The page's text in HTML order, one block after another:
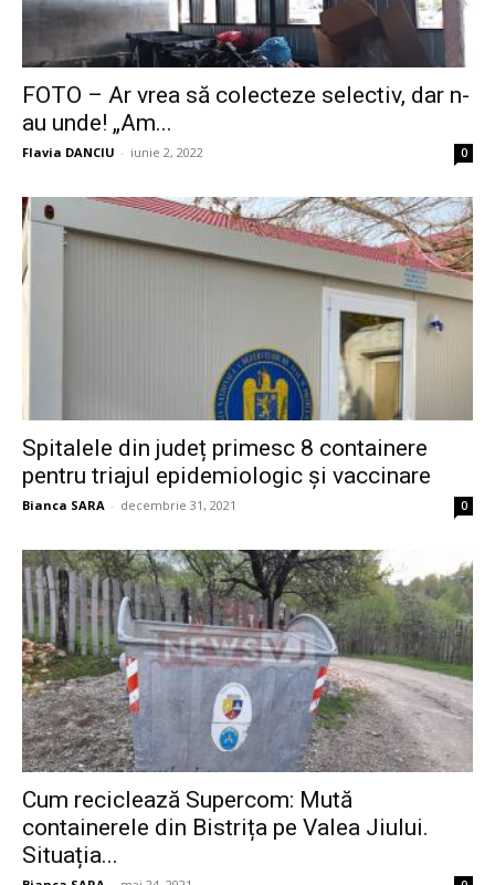
FOTO – Ar vrea să colecteze selectiv, dar n-
au unde! „Am...
Flavia DANCIU - iunie 2, 2022 0
Spitalele din județ primesc 8 containere
pentru triajul epidemiologic și vaccinare
Bianca SARA - decembrie 31, 2021 0
Cum reciclează Supercom: Mută
containerele din Bistrița pe Valea Jiului.
Situația...